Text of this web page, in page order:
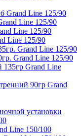
Grand Line 125/90
Line 125/90
Line 125/90
Line 125/90
Grand Line 125/90
Grand Line 125/90
135гр Grand Line
90гр Grand
установки
Line 150/100